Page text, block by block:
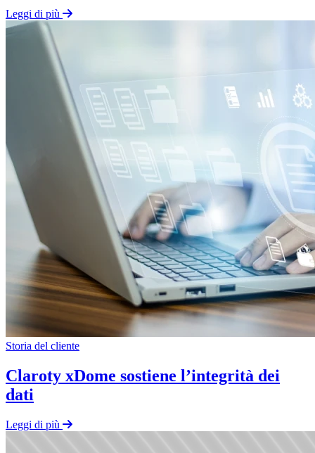
Leggi di più
Storia del cliente
Claroty xDome sostiene l’integrità dei
dati
Leggi di più